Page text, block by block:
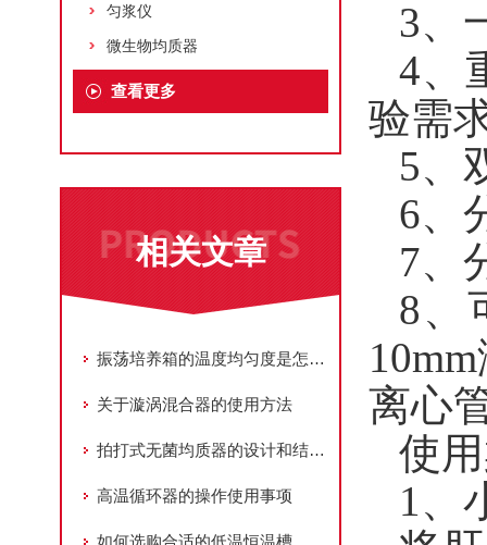
匀浆仪
微生物均质器
查看更多
相关文章
振荡培养箱的温度均匀度是怎么实现的？
关于漩涡混合器的使用方法
拍打式无菌均质器的设计和结构保证了样品在操作过程中的均匀搅拌和拍打
高温循环器的操作使用事项
如何选购合适的低温恒温槽
3、
4、
验需
5、
6、
7、
8、
离心
使
1、